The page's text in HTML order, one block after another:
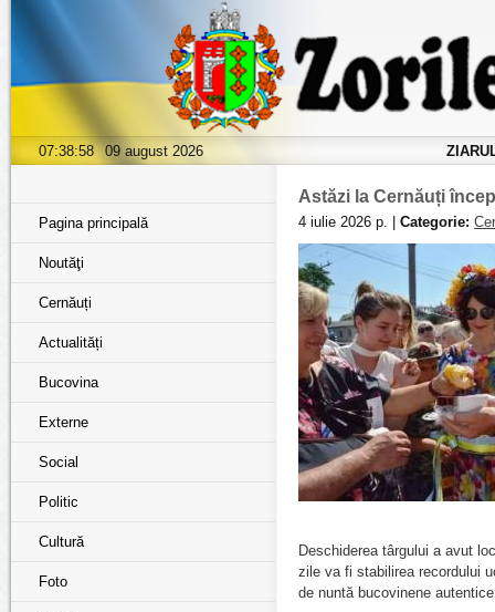
07:38:59 09 august 2026
Pagina principală
Noutăţi
Cernăuți
Actualități
Bucovina
Externe
Social
Politic
Cultură
Foto
Astăzi la Cernăuți
4 iulie 2026 р. | Categorie:
Deschiderea târguluia avut
zile va fi stabilirea recordului
de nuntă bucovinene